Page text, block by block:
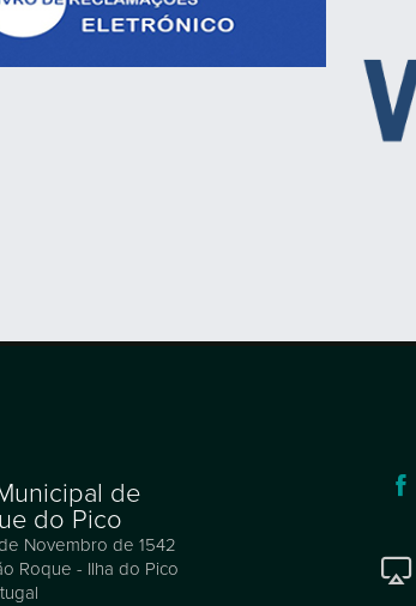
de
do Pico
Novembro de 1542
Roque - Ilha do Pico